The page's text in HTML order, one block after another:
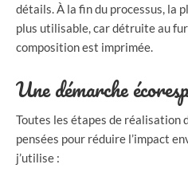
détails. À la fin du processus, la
plus utilisable, car détruite au
composition est imprimée.
Une démarche
Toutes les étapes de réalisation
pensées pour réduire l’impact
j’utilise :